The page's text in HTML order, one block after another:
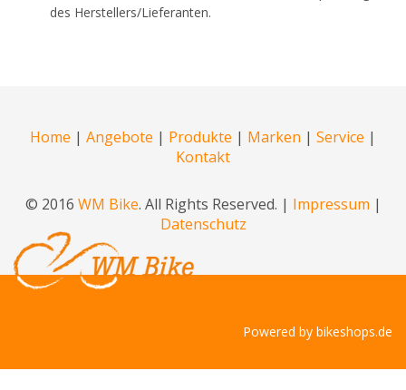
des Herstellers/Lieferanten.
Home | Angebote | Produkte | Marken | Service |
Kontakt
© 2016 WM Bike. All Rights Reserved. | Impressum |
Datenschutz
Powered by bikeshops.de